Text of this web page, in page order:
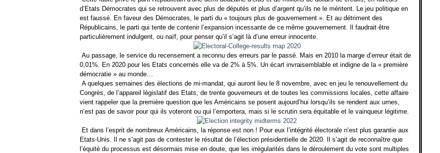
d’Etats Démocrates qui se retrouvent avec plus de députés et plus d’argent qu’ils ne le méritent. Le jeu politique en
est faussé. En faveur des Démocrates, le parti du « toujours plus de gouvernement ». Et au détriment des
Républicains, le parti qui tente de contenir l’expansion incessante de ce même gouvernement. Il faudrait être
particulièrement indulgent, ou naïf, pour penser qu’il s’agit là d’une erreur innocente.
Au passage, le service du recensement a reconnu des erreurs par le passé. Mais en 2010 la marge d’erreur était de
0,01%. En 2020 pour les Etats concernés elle va de 2% à 5%. Un écart invraisemblable et indigne de la « première
démocratie » au monde…
A quelques semaines des élections de mi-mandat, qui auront lieu le 8 novembre, avec en jeu le renouvellement du
Congrès, de l’appareil législatif des Etats, de trente gouverneurs et de toutes les commissions locales, cette affaire
vient rappeler que la première question que les Américains se posent aujourd’hui lorsqu’ils se rendent aux urnes,
n’est pas de savoir pour qui ils voteront ou qui l’emportera, mais si le scrutin sera équitable et le vainqueur légitime.
Et dans l’esprit de nombreux Américains, la réponse est non ! Pour eux l’intégrité électorale n’est plus garantie aux
Etats-Unis. Il ne s’agit pas de contester le résultat de l’élection présidentielle de 2020. Il s’agit de reconnaître que
l’équité du processus est désormais mise en doute, que les irrégularités dans le déroulement du vote sont multiples